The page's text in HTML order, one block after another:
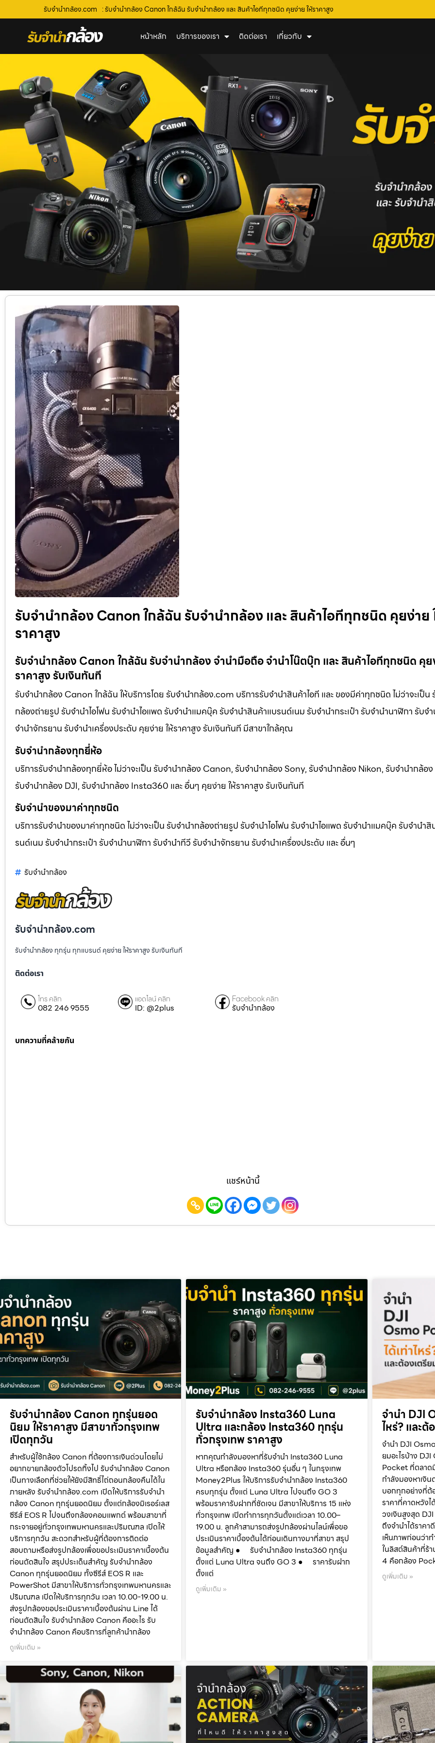
รับจํานํากล้อง.com : รับจำนำกล้อง Canon ใกล้ฉัน รับจํานํากล้อง และ สินค้าไอทีทุกชนิด คุยง่าย ให้ราคาสูง
หน้าหลัก บริการของเรา ติดต่อเรา เกี่ยวกับ
รับจำนำกล้อง Canon ใกล้ฉัน รับจํานํากล้อง และ สินค้าไอทีทุกชนิด คุยง่าย
ราคาสูง
รับจำนำกล้อง Canon ใกล้ฉัน รับจํานํากล้อง จำนำมือถือ จำนำโน๊ตบุ๊ก และ สินค้าไอทีทุกชนิด คุย
ราคาสูง รับเงินทันที
รับจำนำกล้อง Canon ใกล้ฉัน ให้บริการโดย รับจํานํากล้อง.com บริการรับจํานําสินค้าไอที และ ของมีค่าทุกชนิด ไม่ว่าจะเป็น
กล้องถ่ายรูป รับจํานําไอโฟน รับจํานําไอแพด รับจํานําแมคบุ๊ค รับจํานําสินค้าแบรนด์เนม รับจํานํากระเป๋า รับจํานํานาฬิกา รับจํ
จํานําจักรยาน รับจํานําเครื่องประดับ คุยง่าย ให้ราคาสูง รับเงินทันที มีสาขาใกล้คุณ
รับจำนำกล้องทุกยี่ห้อ
บริการรับจำนำกล้องทุกยี่ห้อ ไม่ว่าจะเป็น รับจำนำกล้อง Canon, รับจำนำกล้อง Sony, รับจำนำกล้อง Nikon, รับจำนำกล้อ
รับจำนำกล้อง DJI, รับจำนำกล้อง Insta360 และ อื่นๆ คุยง่าย ให้ราคาสูง รับเงินทันที
รับจำนำของมาค่าทุกชนิด
บริการรับจำนำของมาค่าทุกชนิด ไม่ว่าจะเป็น รับจํานํากล้องถ่ายรูป รับจํานําไอโฟน รับจํานําไอแพด รับจํานําแมคบุ๊ค รับจํานํา
รนด์เนม รับจํานํากระเป๋า รับจํานํานาฬิกา รับจํานําทีวี รับจํานําจักรยาน รับจํานําเครื่องประดับ และ อื่นๆ
รับจํานํากล้อง
รับจํานํากล้อง.com
รับจำนำกล้อง ทุกรุ่น ทุกแบรนด์ คุยง่าย ให้ราคาสูง รับเงินทันที
ติดต่อเรา
โทร คลิก
082 246 9555
แอดไลน์ คลิก
ID: @2plus
Facebook คลิก
รับจำนำกล้อง
บทความที่คล้ายกัน
แชร์หน้านี้
รับจำนำกล้อง Canon ทุกรุ่นยอด
นิยม ให้ราคาสูง มีสาขาทั่วกรุงเทพ
เปิดทุกวัน
สำหรับผู้ใช้กล้อง Canon ที่ต้องการเงินด่วนโดยไม่
อยากขายกล้องตัวโปรดทิ้งไป รับจำนำกล้อง Canon
เป็นทางเลือกที่ช่วยให้ยังมีสิทธิ์ไถ่ถอนกล้องคืนได้ใน
ภายหลัง รับจำนำกล้อง.com เปิดให้บริการรับจำนำ
กล้อง Canon ทุกรุ่นยอดนิยม ตั้งแต่กล้องมิเรอร์เลส
ซีรีส์ EOS R ไปจนถึงกล้องคอมแพกต์ พร้อมสาขาที่
กระจายอยู่ทั่วกรุงเทพมหานครและปริมณฑล เปิดให้
บริการทุกวัน สะดวกสำหรับผู้ที่ต้องการติดต่อ
สอบถามหรือส่งรูปกล้องเพื่อขอประเมินราคาเบื้องต้น
ก่อนตัดสินใจ สรุปประเด็นสำคัญ รับจำนำกล้อง
Canon ทุกรุ่นยอดนิยม ทั้งซีรีส์ EOS R และ
PowerShot มีสาขาให้บริการทั่วกรุงเทพมหานครและ
ปริมณฑล เปิดให้บริการทุกวัน เวลา 10.00-19.00 น.
ส่งรูปกล้องขอประเมินราคาเบื้องต้นผ่าน Line ได้
ก่อนตัดสินใจ รับจำนำกล้อง Canon คืออะไร รับ
จำนำกล้อง Canon คือบริการที่ลูกค้านำกล้อง
ดูเพิ่มเติม »
รับจำนำกล้อง Insta360 Luna
Ultra และกล้อง Insta360 ทุกรุ่น
ทั่วกรุงเทพ ราคาสูง
หากคุณกำลังมองหาที่รับจำนำ Insta360 Luna
Ultra หรือกล้อง Insta360 รุ่นอื่น ๆ ในกรุงเทพ
Money2Plus ให้บริการรับจำนำกล้อง Insta360
ครบทุกรุ่น ตั้งแต่ Luna Ultra ไปจนถึง GO 3
พร้อมราคารับฝากที่ชัดเจน มีสาขาให้บริการ 15 แห่ง
ทั่วกรุงเทพ เปิดทำการทุกวันตั้งแต่เวลา 10.00–
19.00 น. ลูกค้าสามารถส่งรูปกล้องผ่านไลน์เพื่อขอ
ประเมินราคาเบื้องต้นได้ก่อนเดินทางมาที่สาขา สรุป
ข้อมูลสำคัญ ● รับจำนำกล้อง Insta360 ทุกรุ่น
ตั้งแต่ Luna Ultra จนถึง GO 3 ● ราคารับฝาก
ตั้งแต่
ดูเพิ่มเติม »
จำนำ DJI
ไหร่? และต้
จำนำ DJI
ยมอะไรบ้าง
Pocket ที่ตลาด
กำลังมองหาเงิ
บอกทุกอย่างที่ต้
ราคาที่คาดหวังไ
วงเงินสูงสุด
ถึงจำนำได้ราค
เห็นภาพก่อนว่า
ในลิสต์สินค้าที่ร้
4 คือกล้อง
ดูเพิ่มเติม »